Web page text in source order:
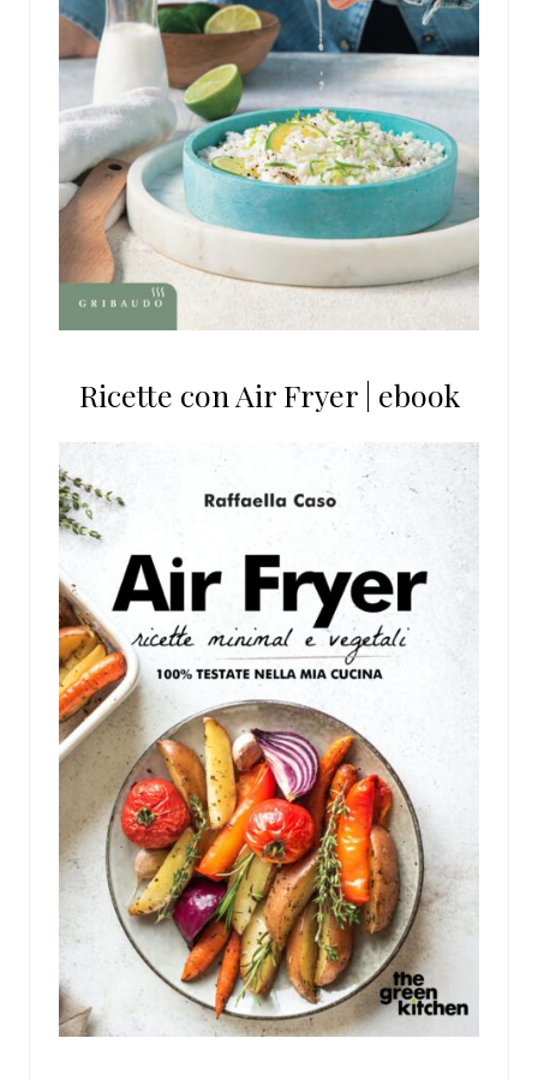
Ricette con Air Fryer | ebook